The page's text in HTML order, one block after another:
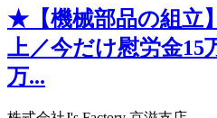
★【機械部品の組立
上／今だけ慰労金15
万...